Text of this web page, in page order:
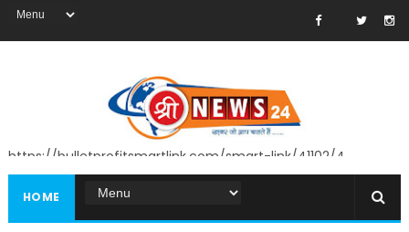
https://bulletprofitsmartlink.com/smart-link/41102/4
HOME